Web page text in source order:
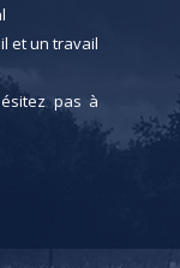
et un travail
pas à